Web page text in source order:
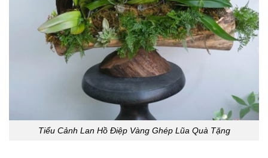
Tiểu Cảnh Lan Hồ Điệp Vàng Ghép Lũa Quà Tặng